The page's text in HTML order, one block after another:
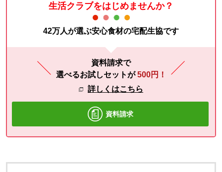
生活クラブをはじめませんか？
42万人が選ぶ安心食材の宅配生協です
資料請求で
選べるお試しセットが500円！
詳しくはこちら
資料請求